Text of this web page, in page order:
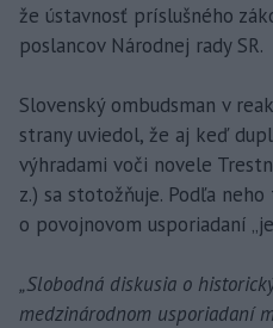
že ústavnosť príslušného
poslancov Národnej rady SR.
Slovenský ombudsman v
strany uviedol, že aj keď
výhradami voči novele
z.) sa stotožňuje. Podľa
o povojnovom usporiadaní
„Slobodná diskusia o
medzinárodnom usporiadaní